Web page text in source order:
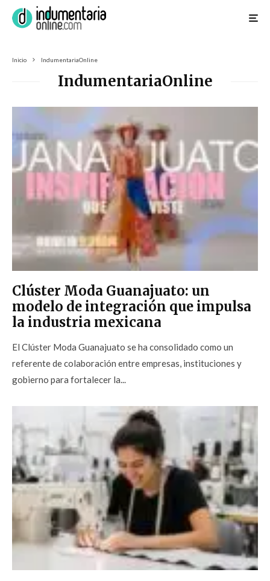
Inicio IndumentariaOnline
IndumentariaOnline
Clúster Moda Guanajuato: un
modelo de integración que impulsa
la industria mexicana
El Clúster Moda Guanajuato se ha consolidado como un
referente de colaboración entre empresas, instituciones y
gobierno para fortalecer la...